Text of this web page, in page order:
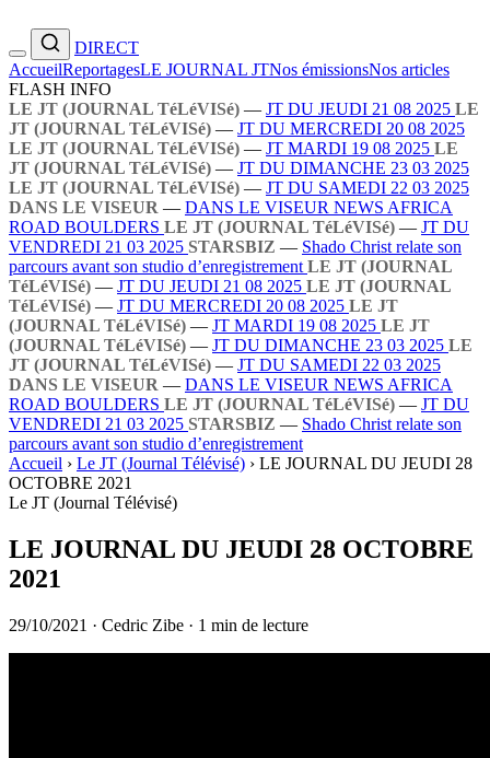
DIRECT
AccueilReportagesLE JOURNAL JTNos émissionsNos articles
FLASH INFO
LE JT (JOURNAL TéLéVISé) — JT DU JEUDI 21 08 2025 LE
JT (JOURNAL TéLéVISé) — JT DU MERCREDI 20 08 2025
LE JT (JOURNAL TéLéVISé) — JT MARDI 19 08 2025 LE
JT (JOURNAL TéLéVISé) — JT DU DIMANCHE 23 03 2025
LE JT (JOURNAL TéLéVISé) — JT DU SAMEDI 22 03 2025
DANS LE VISEUR — DANS LE VISEUR NEWS AFRICA
ROAD BOULDERS LE JT (JOURNAL TéLéVISé) — JT DU
VENDREDI 21 03 2025 STARSBIZ — Shado Christ relate son
parcours avant son studio d’enregistrement LE JT (JOURNAL
TéLéVISé) — JT DU JEUDI 21 08 2025 LE JT (JOURNAL
TéLéVISé) — JT DU MERCREDI 20 08 2025 LE JT
(JOURNAL TéLéVISé) — JT MARDI 19 08 2025 LE JT
(JOURNAL TéLéVISé) — JT DU DIMANCHE 23 03 2025 LE
JT (JOURNAL TéLéVISé) — JT DU SAMEDI 22 03 2025
DANS LE VISEUR — DANS LE VISEUR NEWS AFRICA
ROAD BOULDERS LE JT (JOURNAL TéLéVISé) — JT DU
VENDREDI 21 03 2025 STARSBIZ — Shado Christ relate son
parcours avant son studio d’enregistrement
Accueil › Le JT (Journal Télévisé) › LE JOURNAL DU JEUDI 28
OCTOBRE 2021
Le JT (Journal Télévisé)
LE JOURNAL DU JEUDI 28 OCTOBRE
2021
29/10/2021 · Cedric Zibe · 1 min de lecture